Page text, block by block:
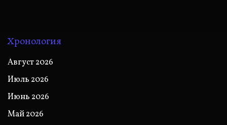
Хронология
Август 2026
Июль 2026
Июнь 2026
Май 2026